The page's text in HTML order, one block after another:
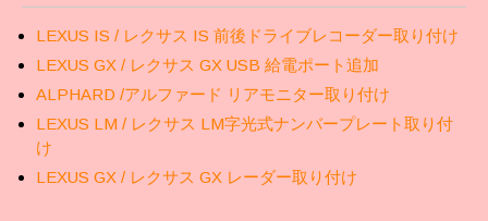
LEXUS IS / レクサス IS 前後ドライブレコーダー取り付け
LEXUS GX / レクサス GX USB 給電ポート追加
ALPHARD /アルファード リアモニター取り付け
LEXUS LM / レクサス LM字光式ナンバープレート取り付
け
LEXUS GX / レクサス GX レーダー取り付け